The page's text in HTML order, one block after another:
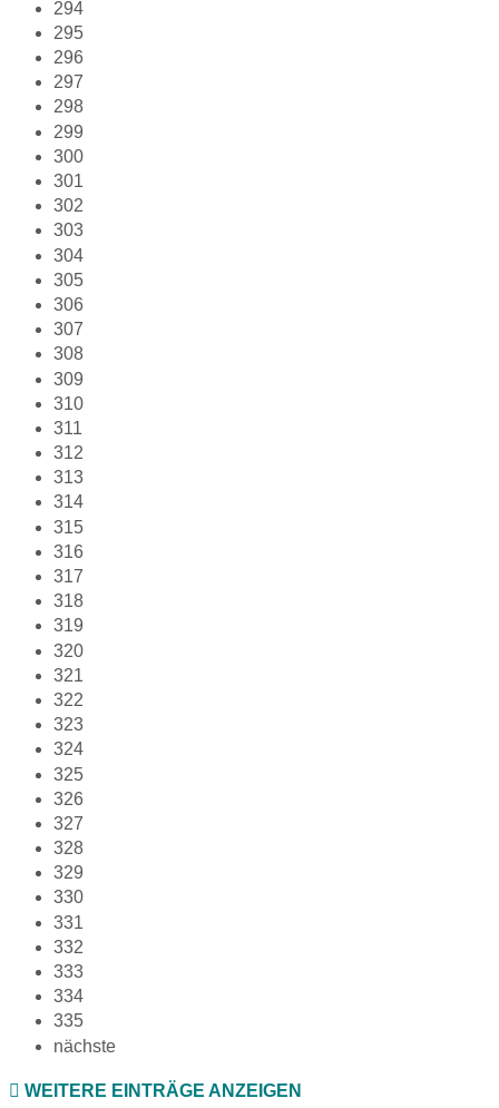
294
295
296
297
298
299
300
301
302
303
304
305
306
307
308
309
310
311
312
313
314
315
316
317
318
319
320
321
322
323
324
325
326
327
328
329
330
331
332
333
334
335
nächste
WEITERE EINTRÄGE ANZEIGEN